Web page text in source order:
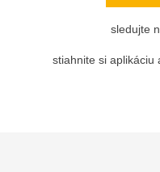
sledujte
stiahnite si aplikáciu